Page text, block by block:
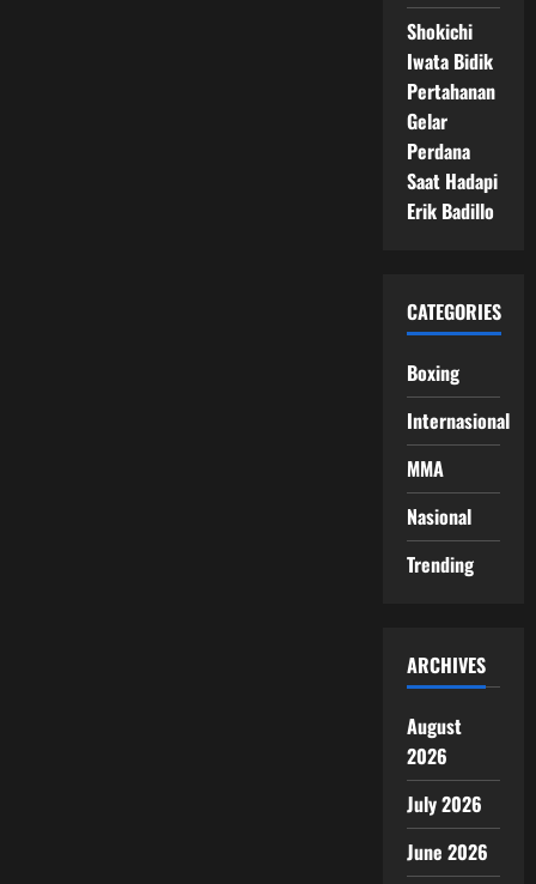
Shokichi
Iwata Bidik
Pertahanan
Gelar
Perdana
Saat Hadapi
Erik Badillo
CATEGORIES
Boxing
Internasional
MMA
Nasional
Trending
ARCHIVES
August
2026
July 2026
June 2026